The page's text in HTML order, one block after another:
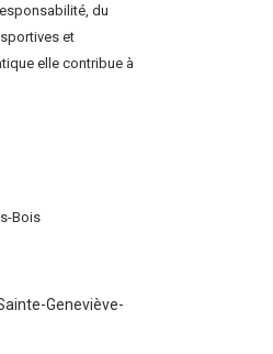
du
et
elle contribue à
Bois
Geneviève-